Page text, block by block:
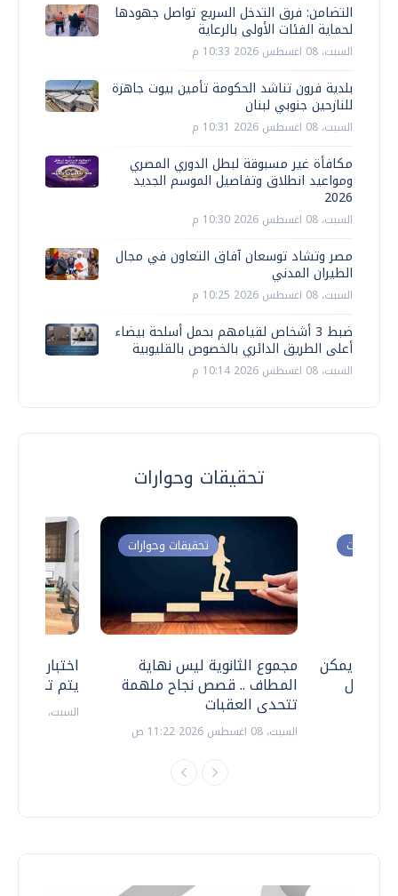
التضامن: فرق التدخل السريع تواصل جهودها
لحماية الفئات الأولى بالرعاية
السبت، 08 اغسطس 2026 10:33 م
بلدية فرون تناشد الحكومة تأمين بيوت جاهزة
للنازحين جنوبي لبنان
السبت، 08 اغسطس 2026 10:31 م
مكافأة غير مسبوقة لبطل الدوري المصري
ومواعيد انطلاق وتفاصيل الموسم الجديد
2026
السبت، 08 اغسطس 2026 10:30 م
مصر وتشاد توسعان آفاق التعاون في مجال
الطيران المدني
السبت، 08 اغسطس 2026 10:25 م
ضبط 3 أشخاص لقيامهم بحمل أسلحة بيضاء
أعلى الطريق الدائري بالخصوص بالقليوبية
السبت، 08 اغسطس 2026 10:14 م
تحقيقات وحوارات
اختبارات
يتم
السبت، 18 يوليو 2026 09:22 ص
تحقيقات وحوارات
مجموع الثانوية ليس نهاية
المطاف .. قصص نجاح ملهمة
تتحدى العقبات
السبت، 08 اغسطس 2026 11:22 ص
وحوارات
.. هل يمكن
نتعامل